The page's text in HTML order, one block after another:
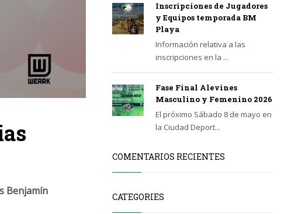
Benjamín
Inscripciones de Jugadores
y Equipos temporada BM
Playa
Información relativa a las
inscripciones en la ...
Fase Final Alevines
Masculino y Femenino 2026
El próximo Sábado 8 de mayo en
la Ciudad Deport...
COMENTARIOS RECIENTES
CATEGORIES